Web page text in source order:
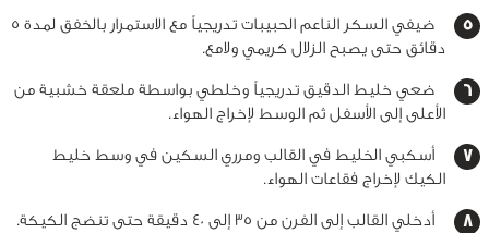
ضيفي السكر الناعم الحبيبات تدريجياً مع الاستمرار بالخفق لمدة 5
دقائق حتى يصبح الزلال كريمي ولامع.
ضعي خليط الدقيق تدريجياً وخلطي بواسطة ملعقة خشبية من
الأعلى إلى الأسفل ثم الوسط لإخراج الهواء.
أسكبي الخليط في القالب ومرري السكين في وسط خليط
الكيك لإخراج فقاعات الهواء.
أدخلي القالب إلى الفرن من 35 إلى 40 دقيقة حتى تنضج الكيكة.